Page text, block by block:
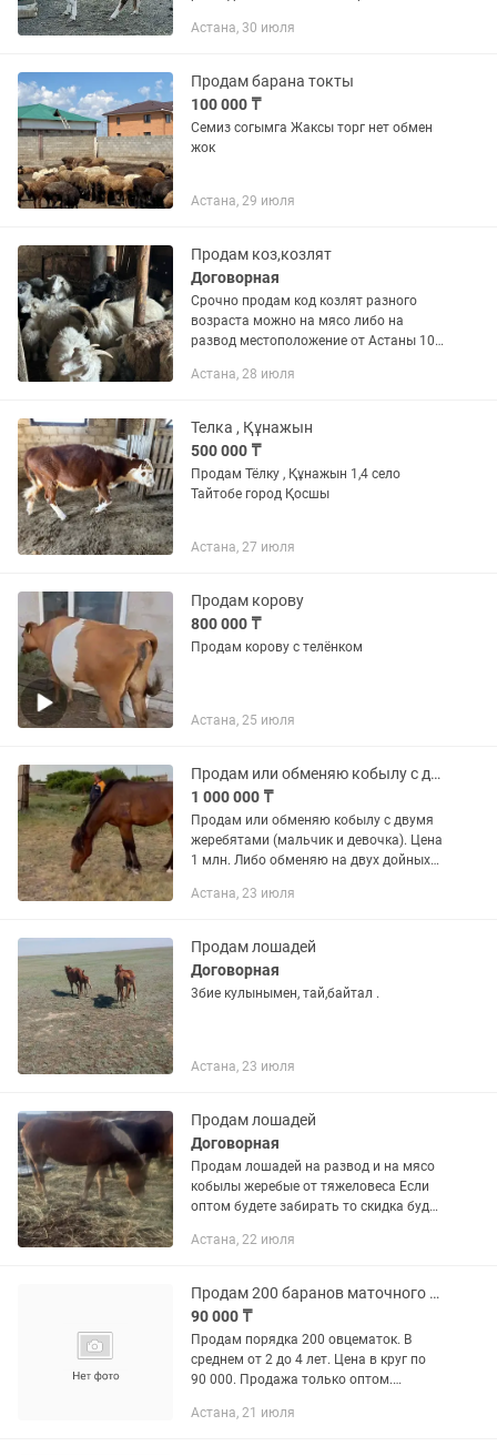
Астана, 30 июля
Продам барана токты
100 000 ₸
Семиз согымга Жаксы торг нет обмен
жок
Астана, 29 июля
Продам коз,козлят
Договорная
Срочно продам код козлят разного
возраста можно на мясо либо на
развод местоположение от Астаны 100
село Арыкты по цене договоримся
Астана, 28 июля
Телка , Құнажын
500 000 ₸
Продам Тёлку , Құнажын 1,4 село
Тайтобе город Қосшы
Астана, 27 июля
Продам корову
800 000 ₸
Продам корову с телёнком
Астана, 25 июля
Продам или обменяю кобылу с двумя жеребятами
1 000 000 ₸
Продам или обменяю кобылу с двумя
жеребятами (мальчик и девочка). Цена
1 млн. Либо обменяю на двух дойных
Астана, 23 июля
Продам лошадей
Договорная
3бие кулынымен, тай,байтал .
Астана, 23 июля
Продам лошадей
Договорная
Продам лошадей на развод и на мясо
кобылы жеребые от тяжеловеса Если
оптом будете забирать то скидка будет
Астана, 22 июля
Продам 200 баранов маточного поголовье.
90 000 ₸
Продам порядка 200 овцематок. В
среднем от 2 до 4 лет. Цена в круг по
90 000. Продажа только оптом.
Астана, 21 июля